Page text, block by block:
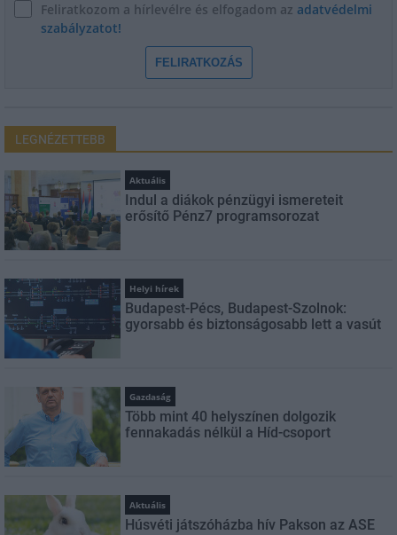
Feliratkozom a hírlevélre és elfogadom az adatvédelmi
szabályzatot!
FELIRATKOZÁS
LEGNÉZETTEBB
Aktuális
Indul a diákok pénzügyi ismereteit
erősítő Pénz7 programsorozat
Helyi hírek
Budapest-Pécs, Budapest-Szolnok:
gyorsabb és biztonságosabb lett a vasút
Gazdaság
Több mint 40 helyszínen dolgozik
fennakadás nélkül a Híd-csoport
Aktuális
Húsvéti játszóházba hív Pakson az ASE